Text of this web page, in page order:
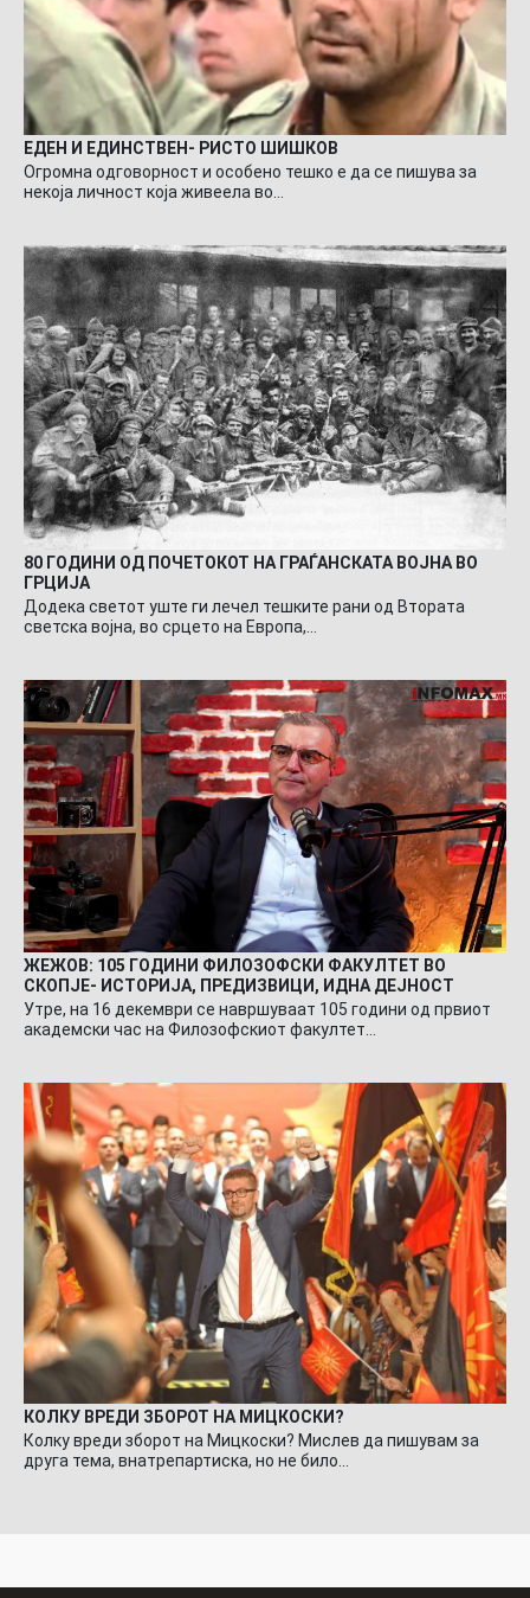
ЕДЕН И ЕДИНСТВЕН- РИСТО ШИШКОВ
Огромна одговорност и особено тешко е да се пишува за
некоја личност која живеела во…
80 ГОДИНИ ОД ПОЧЕТОКОТ НА ГРАЃАНСКАТА ВОЈНА ВО
ГРЦИЈА
Додека светот уште ги лечел тешките рани од Втората
светска војна, во срцето на Европа,…
ЖЕЖОВ: 105 ГОДИНИ ФИЛОЗОФСКИ ФАКУЛТЕТ ВО
СКОПЈЕ- ИСТОРИЈА, ПРЕДИЗВИЦИ, ИДНА ДЕЈНОСТ
Утре, на 16 декември се навршуваат 105 години од првиот
академски час на Филозофскиот факултет…
КОЛКУ ВРЕДИ ЗБОРОТ НА МИЦКОСКИ?
Колку вреди зборот на Мицкоски? Мислев да пишувам за
друга тема, внатрепартиска, но не било…